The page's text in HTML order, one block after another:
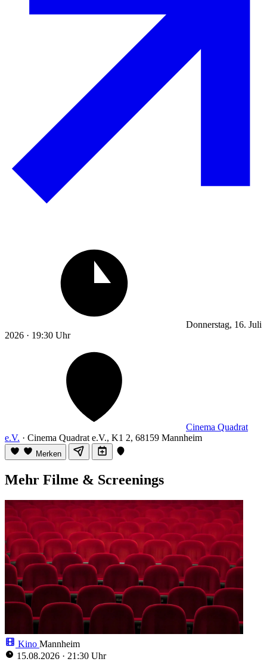
Donnerstag, 16. Juli
2026 · 19:30 Uhr
Cinema Quadrat
e.V. · Cinema Quadrat e.V., K1 2, 68159 Mannheim
Merken
Mehr Filme & Screenings
Kino Mannheim
15.08.2026 · 21:30 Uhr